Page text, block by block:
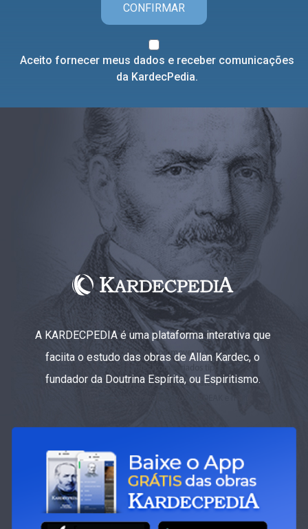
CONFIRMAR
Aceito fornecer meus dados e receber comunicações
da KardecPedia.
A KARDECPEDIA é uma plataforma interativa que
faciita o estudo das obras de Allan Kardec, o
fundador da Doutrina Espírita, ou Espiritismo.